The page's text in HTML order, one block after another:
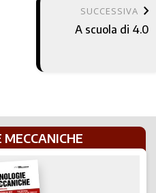
SUCCESSIVA keyboard_arrow_right
A scuola di 4.0